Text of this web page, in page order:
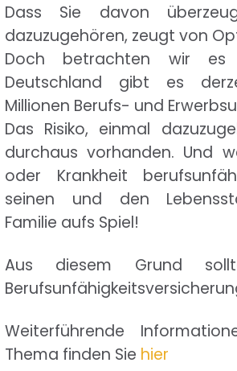
Dass Sie davon
dazuzugehören, zeugt von
Doch betrachten wir es
Deutschland gibt es
Millionen Berufs- und
Das Risiko, einmal
durchaus vorhanden. Und
oder Krankheit
seinen und den
Familie aufs Spiel!
Aus diesem Grund
Weiterführende
Thema finden Sie hier